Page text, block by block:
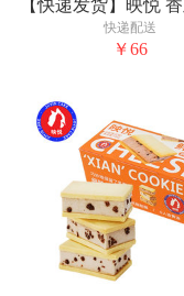
快递配送
￥66